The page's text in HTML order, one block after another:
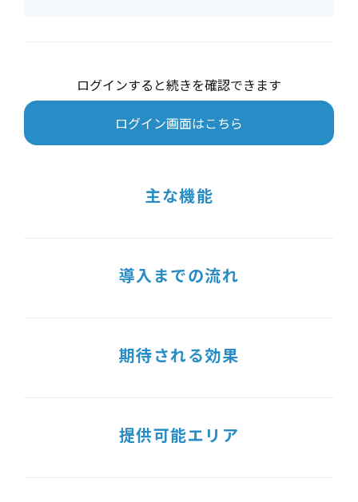
ログインすると続きを確認できます
ログイン画面はこちら
主な機能
導入までの流れ
期待される効果
提供可能エリア